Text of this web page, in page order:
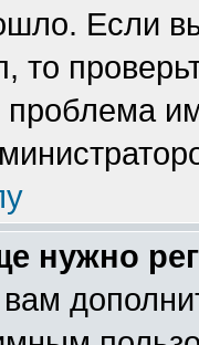
Если
то
нужно
вам